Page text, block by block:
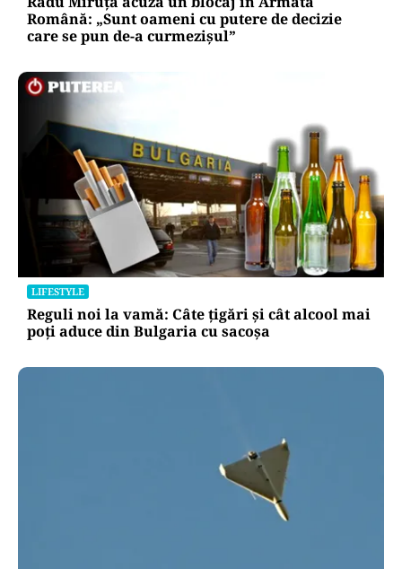
Română: „Sunt oameni cu putere de decizie
care se pun de-a curmezișul”
LIFESTYLE
Reguli noi la vamă: Câte țigări și cât alcool mai
poți aduce din Bulgaria cu sacoșa